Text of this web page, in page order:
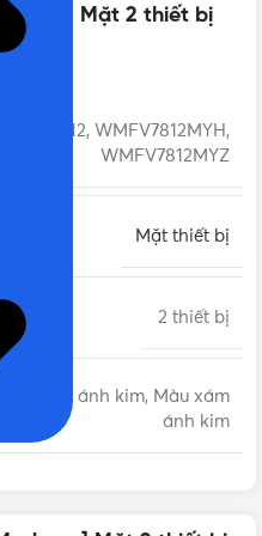
Mặt 2 thiết bị
WMFV7812, WMFV7812MYH,
WMFV7812MYZ
Mặt thiết bị
2 thiết bị
vàng ánh kim, Màu xám
ánh kim